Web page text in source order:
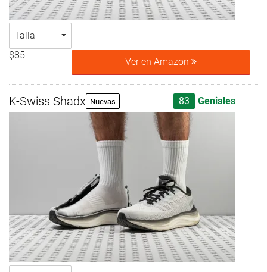
Talla
$85
Ver en Amazon
K-Swiss Shadx Nuevas 83 Geniales